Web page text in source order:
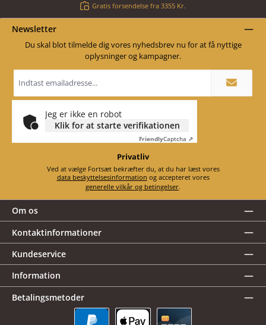
Gratis forsendelse fra 3355 Kr.
Newsletter
Du skal blot tilmelde dig vores nyhedsbrev nu for at få nyttige
oplysninger og kampagner.
adresse
Jeg er ikke en robot
Klik for at starte verifikationen
FriendlyCaptcha ⇗
Privatliv
Ved at vælge Fortsæt bekræfter du, at du har læst vores
data beskyttelsesinformation
og accepteret vores
generelle vilkår og betingelser.
Om os
Kontaktinformationer
Kundeservice
Information
Betalingsmetoder